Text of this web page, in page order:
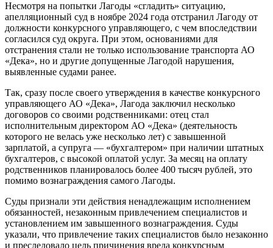
Несмотря на попытки Лагоды «сгладить» ситуацию,
апелляционный суд в ноябре 2024 года отстранил Лагоду от
должности конкурсного управляющего, с чем впоследствии
согласился суд округа. При этом, основаниями для
отстранения стали не только использование транспорта АО
«Дека», но и другие допущенные Лагодой нарушения,
выявленные судами ранее.
Так, сразу после своего утверждения в качестве конкурсного
управляющего АО «Дека», Лагода заключил несколько
договоров со своими родственниками: отец стал
исполнительным директором АО «Дека» (деятельность
которого не велась уже несколько лет) с завышенной
зарплатой, а супруга — «бухгалтером» при наличии штатных
бухгалтеров, с высокой оплатой услуг. За месяц на оплату
родственников планировалось более 400 тысяч рублей, это
помимо вознаграждения самого Лагоды.
Суды признали эти действия ненадлежащим исполнением
обязанностей, незаконным привлечением специалистов и
установлением им завышенного вознаграждения. Суды
указали, что привлечение таких специалистов было незаконно
и преследовало цель причинения вреда конкурсным